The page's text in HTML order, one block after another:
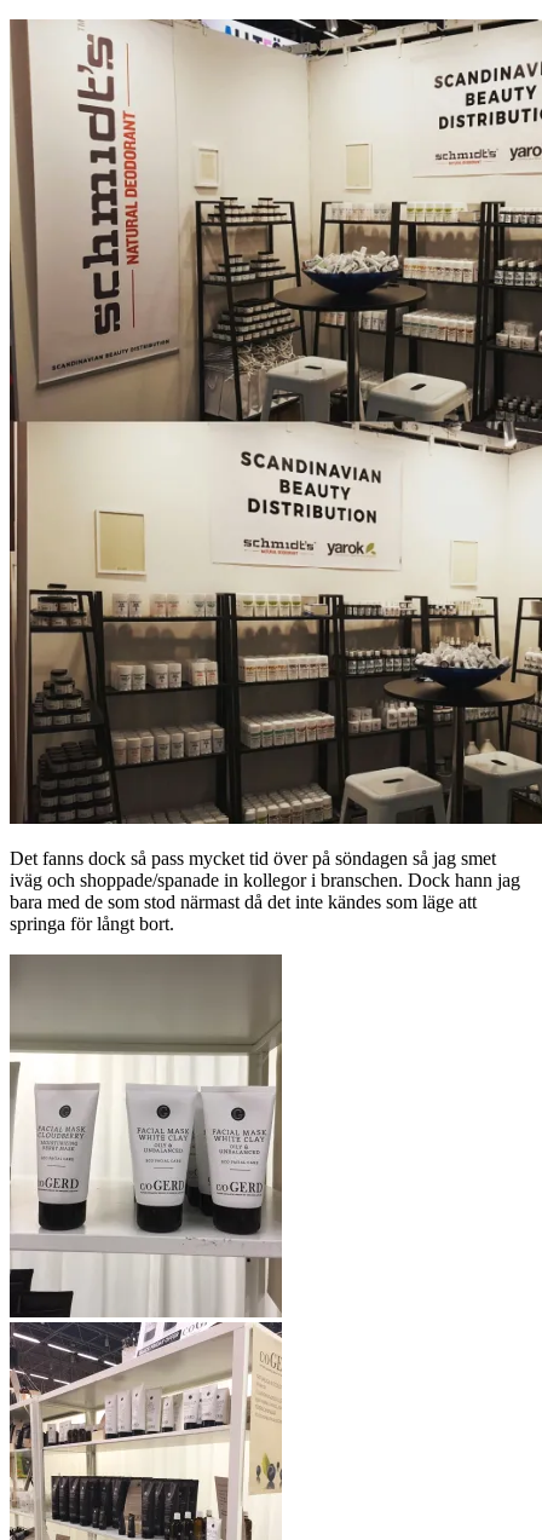
Det fanns dock så pass mycket tid över på söndagen så jag smet
iväg och shoppade/spanade in kollegor i branschen. Dock hann jag
bara med de som stod närmast då det inte kändes som läge att
springa för långt bort.